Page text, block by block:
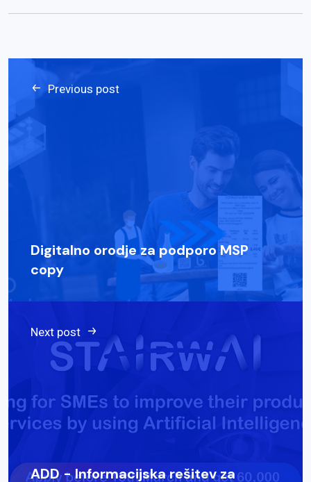
Previous post
Digitalno orodje za podporo MSP
copy
Next post
ADD - Informacijska rešitev za